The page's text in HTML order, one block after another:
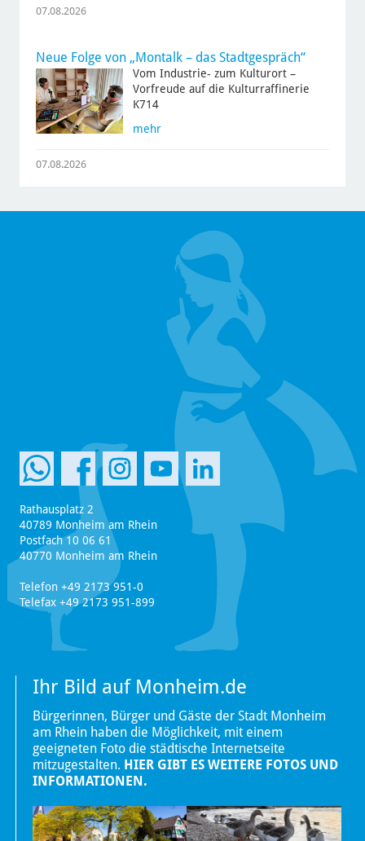
07.08.2026
Neue Folge von „Montalk – das Stadtgespräch“
Vom Industrie- zum Kulturort –
Vorfreude auf die Kulturraffinerie
K714
mehr
07.08.2026
Rathausplatz 2
40789 Monheim am Rhein
Postfach 10 06 61
40770 Monheim am Rhein
Telefon +49 2173 951-0
Telefax +49 2173 951-899
Ihr Bild auf Monheim.de
Bürgerinnen, Bürger und Gäste der Stadt Monheim
am Rhein haben die Möglichkeit, mit einem
geeigneten Foto die städtische Internetseite
mitzugestalten. HIER GIBT ES WEITERE FOTOS UND
INFORMATIONEN.